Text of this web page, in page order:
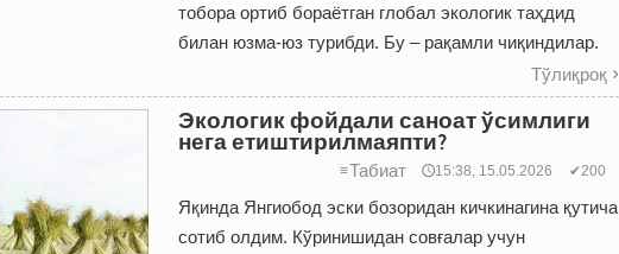
тобора ортиб бораётган глобал экологик таҳдид
билан юзма-юз турибди. Бу – рақамли чиқиндилар.
Тўлиқроқ 
Экологик фойдали саноат ўсимлиги
нега етиштирилмаяпти?
≡Табиат 🕔15:38, 15.05.2026 ✔200
Яқинда Янгиобод эски бозоридан кичкинагина қутича
сотиб олдим. Кўринишидан совғалар учун